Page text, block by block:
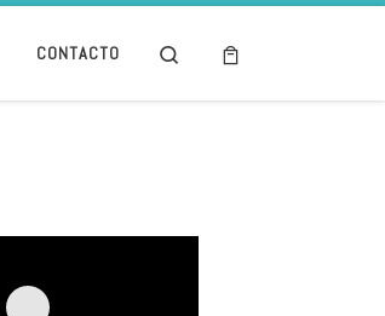
CONTACTO Search